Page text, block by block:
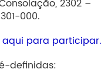
2302 –
000.
para participar.
definidas: